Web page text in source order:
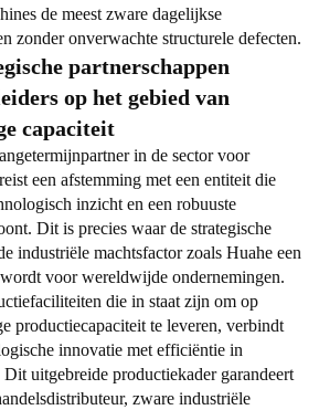
de meest zware dagelijkse
zonder onverwachte structurele defecten.
partnerschappen
op het gebied van
capaciteit
in de sector voor
een afstemming met een entiteit die
inzicht en een robuuste
Dit is precies waar de strategische
industriële machtsfactor zoals Huahe een
voor wereldwijde ondernemingen.
die in staat zijn om op
productiecapaciteit te leveren, verbindt
innovatie met efficiëntie in
uitgebreide productiekader garandeert
zware industriële